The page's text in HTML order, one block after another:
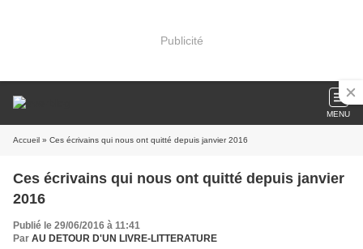
Publicité
MENU
Accueil » Ces écrivains qui nous ont quitté depuis janvier 2016
Ces écrivains qui nous ont quitté depuis janvier
2016
Publié le 29/06/2016 à 11:41
Par AU DETOUR D'UN LIVRE-LITTERATURE